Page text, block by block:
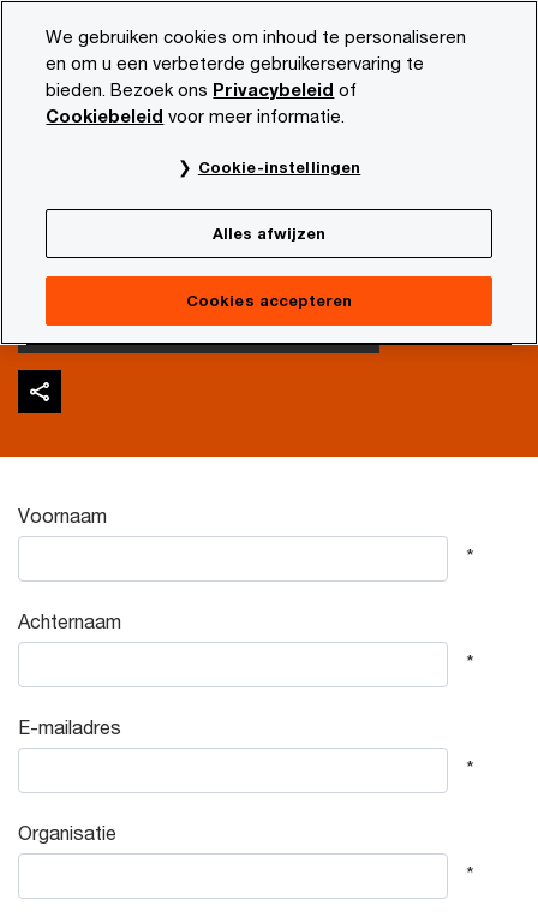
content
footer
PwC NL Actueel en publicaties Diensten en sectoren
Download | De
toekomst van
familiebedrijven
We gebruiken cookies om inhoud te personaliseren
en om u een verbeterde gebruikerservaring te
bieden. Bezoek ons Privacybeleid of
Cookiebeleid voor meer informatie.
Cookie-instellingen
Alles afwijzen
Cookies accepteren